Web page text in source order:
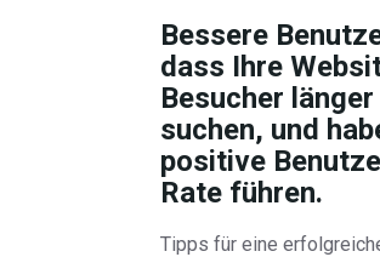
Bessere
dass Ihre
Besucher
suchen, und
positive
Rate führen.
Tipps für eine